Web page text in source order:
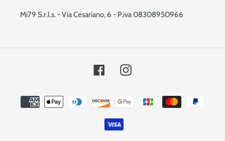
Mi79 S.r.l.s. - Via Cesariano, 6 - P.iva 08308950966
FacebookInstagram
Metodi
di
pagamento